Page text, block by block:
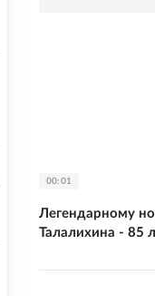
00:01
Легендарному
Талалихина - 85